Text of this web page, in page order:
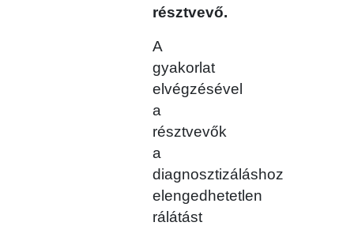
résztvevő.
A
gyakorlat
elvégzésével
a
résztvevők
a
diagnosztizáláshoz
elengedhetetlen
rálátást